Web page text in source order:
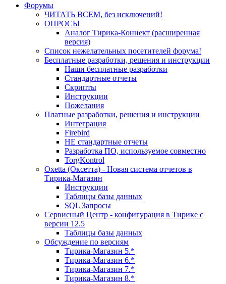
Форумы
ЧИТАТЬ ВСЕМ, без исключений!
ОПРОСЫ
Аналог Тирика-Коннект (расширенная
версия)
Список нежелательных посетителей форума!
Бесплатные разработки, решения и инструкции
Наши бесплатные разработки
Стандартные отчеты
Скрипты
Инструкции
Пожелания
Платные разработки, решения и инструкции
Интеграция
Firebird
НЕ стандартные отчеты
Разработка ПО, используемое совместно
TorgKontrol
Oxetta (Оксетта) - Новая система отчетов в
Тирика-Магазин
Инструкции
Таблицы базы данных
SQL Запросы
Сервисный Центр - конфигурация в Тирике с
версии 12.5
Таблицы базы данных
Обсуждение по версиям
Тирика-Магазин 5.*
Тирика-Магазин 6.*
Тирика-Магазин 7.*
Тирика-Магазин 8.*